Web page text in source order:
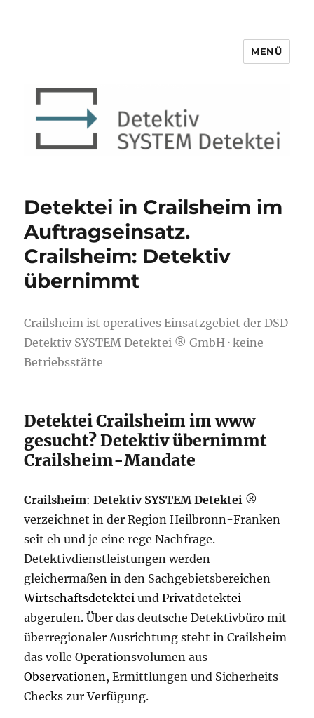
Detektiv SYSTEM Detektei ®
MENÜ
Detektei in Crailsheim im
Auftragseinsatz.
Crailsheim: Detektiv
übernimmt
Crailsheim ist operatives Einsatzgebiet der DSD
Detektiv SYSTEM Detektei ® GmbH · keine
Betriebsstätte
Detektei Crailsheim im www
gesucht? Detektiv übernimmt
Crailsheim-Mandate
Crailsheim:Detektiv SYSTEM Detektei ®
verzeichnet in der Region Heilbronn-Franken
seit eh und je eine rege Nachfrage.
Detektivdienstleistungen werden
gleichermaßen in den Sachgebietsbereichen
WirtschaftsdetekteiundPrivatdetektei
abgerufen. Über das deutsche Detektivbüro mit
überregionaler Ausrichtung steht in Crailsheim
das volle Operationsvolumen aus
Observationen , Ermittlungen und Sicherheits-
Checks zur Verfügung.